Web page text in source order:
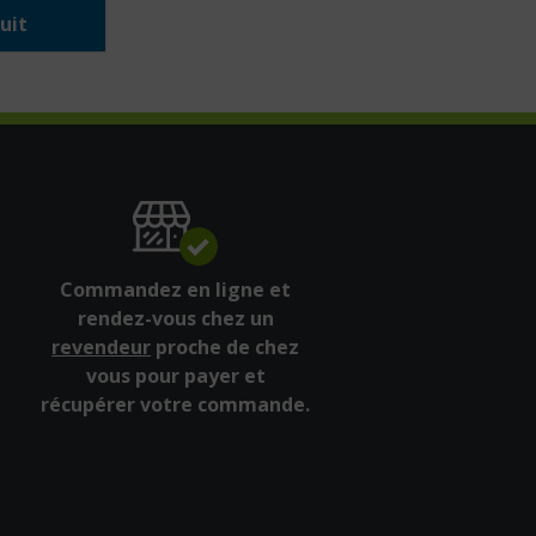
Commandez en ligne et
rendez-vous chez un
revendeur proche de chez
vous pour payer et
récupérer votre commande.